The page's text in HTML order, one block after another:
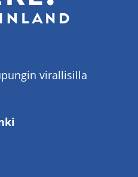
virallisilla